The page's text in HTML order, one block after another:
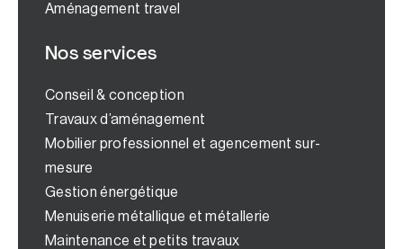
Aménagement travel
Nos services
Conseil & conception
Travaux d’aménagement
Mobilier professionnel et agencement sur-
mesure
Gestion énergétique
Menuiserie métallique et métallerie
Maintenance et petits travaux